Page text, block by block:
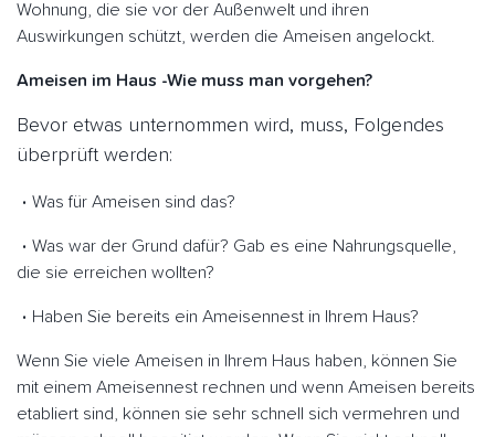
Wohnung, die sie vor der Außenwelt und ihren
Auswirkungen schützt, werden die Ameisen angelockt.
Ameisen im Haus -Wie muss man vorgehen?
Bevor etwas unternommen wird, muss, Folgendes
überprüft werden:
Was für Ameisen sind das?
Was war der Grund dafür? Gab es eine Nahrungsquelle,
die sie erreichen wollten?
Haben Sie bereits ein Ameisennest in Ihrem Haus?
Wenn Sie viele Ameisen in Ihrem Haus haben, können Sie
mit einem Ameisennest rechnen und wenn Ameisen bereits
etabliert sind, können sie sehr schnell sich vermehren und